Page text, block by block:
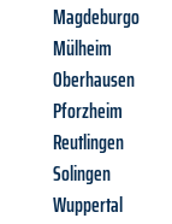
Magdeburgo
Mülheim
Oberhausen
Pforzheim
Reutlingen
Solingen
Wuppertal